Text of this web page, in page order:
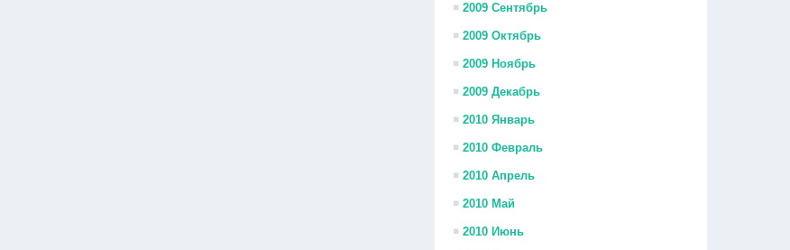
2009 Сентябрь
2009 Октябрь
2009 Ноябрь
2009 Декабрь
2010 Январь
2010 Февраль
2010 Апрель
2010 Май
2010 Июнь